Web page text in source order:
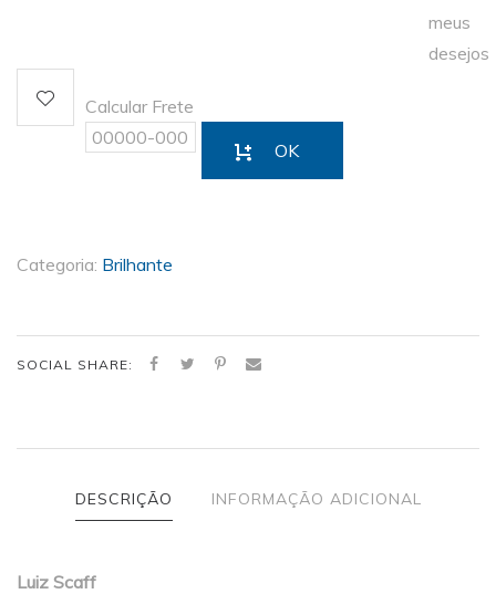
meus
desejos
Calcular Frete
OK
Categoria: Brilhante
SOCIAL SHARE:
DESCRIÇÃO INFORMAÇÃO ADICIONAL
Luiz Scaff